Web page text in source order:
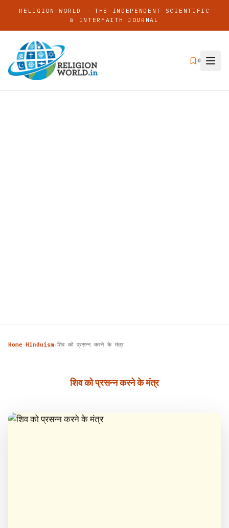
RELIGION WORLD — THE INDEPENDENT SCIENTIFIC
& INTERFAITH JOURNAL
0
Home› Hinduism›शिव को प्रसन्न करने के मंत्र
शिव को प्रसन्न करने के मंत्र